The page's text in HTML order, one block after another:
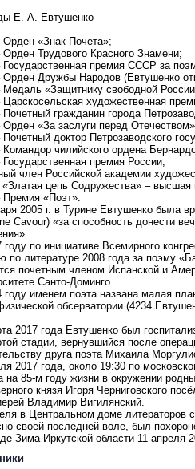
Е. А. Евтушенко
Орден «Знак Почета»;
Орден Трудового Красного Знамени;
Государственная премия СССР за
Орден Дружбы Народов (Евтушенко
Медаль «Защитнику свободной
Царскосельская художественная
Почетный гражданин города
Орден «За заслуги перед
доктор Петрозаводского
Командор чилийского ордена
Государственная премия России;
член Российской академии
«Златая цепь Содружества» –
Премия «Поэт».
2005 г. в Турине Евтушенко была
Cavour) «за способность донести
году по инициативе Всемирного
по литературе 2008 года за поэму
почетным членом Испанской и
Санто-Доминго.
году именем поэта названа малая
обсерватории (4234
2017 года Евтушенко был
стадии, вернувшийся после
друга поэта Михаила
2017 года, около 19:30 по
на 85-м году жизни в окружении
князя Игоря Черниговского
Владимир Вигилянский.
в Центральном доме литераторов
своей последней воле, был
Зима Иркутской области 11 апреля